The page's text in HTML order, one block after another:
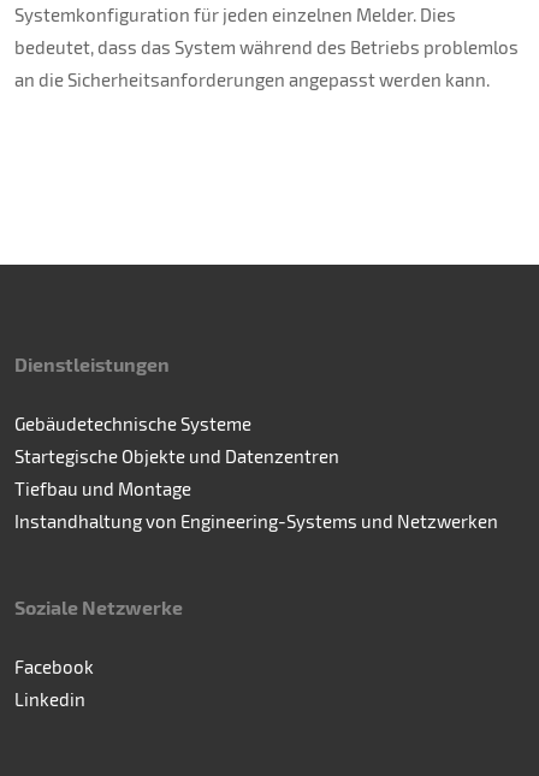
Systemkonfiguration für jeden einzelnen Melder. Dies
bedeutet, dass das System während des Betriebs problemlos
an die Sicherheitsanforderungen angepasst werden kann.
Dienstleistungen
Gebäudetechnische Systeme
Startegische Objekte und Datenzentren
Tiefbau und Montage
Instandhaltung von Engineering-Systems und Netzwerken
Soziale Netzwerke
Facebook
Linkedin